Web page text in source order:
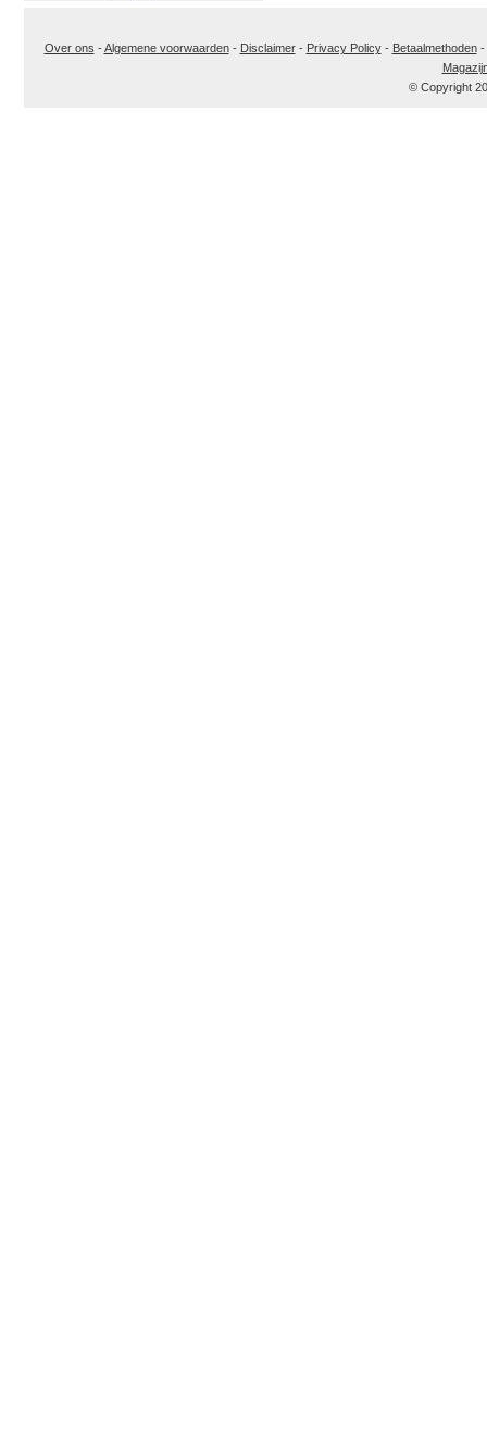
Over ons -Algemene voorwaarden- Disclaimer- Privacy Policy- Betaalmethoden-
© Copyright